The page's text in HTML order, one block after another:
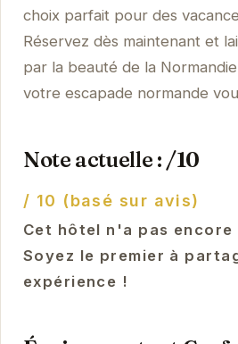
choix parfait pour des
Réservez dès maintenant et
par la beauté de la
votre escapade normande
Note actuelle : /10
/ 10 (basé sur avis)
Cet hôtel n'a pas
Soyez le premier à
expérience !